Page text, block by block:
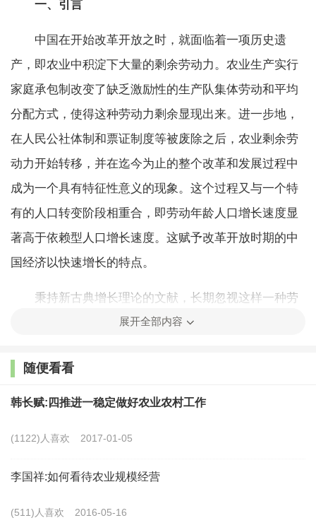
一、引言
中国在开始改革开放之时，就面临着一项历史遗
产，即农业中积淀下大量的剩余劳动力。农业生产实行
家庭承包制改变了缺乏激励性的生产队集体劳动和平均
分配方式，使得这种劳动力剩余显现出来。进一步地，
在人民公社体制和票证制度等被废除之后，农业剩余劳
动力开始转移，并在迄今为止的整个改革和发展过程中
成为一个具有特征性意义的现象。这个过程又与一个特
有的人口转变阶段相重合，即劳动年龄人口增长速度显
著高于依赖型人口增长速度。这赋予改革开放时期的中
国经济以快速增长的特点。
秉持新古典增长理论的文献，长期忽视这样一种劳
动力无限供给条件下的经济发展，不愿意看到自身理论
斯创立的二元经济发展理论束之高阁，也对具有典型劳
动力无限供给特征的中国经济增长做出了误读和误判。
型，迄今仍然有助于人们认识特定阶段的中国经济发展
特征。
首先，刘易斯称之为“劳动力无限供给条件下的经济
展开全部内容
随便看看
韩长赋:四推进一稳定做好农业农村工作
(1122)人喜欢 2017-01-05
李国祥:如何看待农业规模经营
(511)人喜欢 2016-05-16